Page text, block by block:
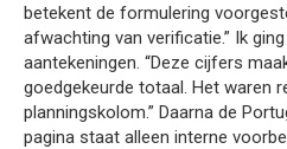
betekent de formulering
afwachting van verificatie.” Ik
aantekeningen. “Deze cijfers
goedgekeurde totaal. Het waren
planningskolom.” Daarna de
pagina staat alleen interne